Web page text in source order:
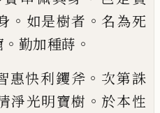
。 如是樹者 。名為死
。 勤加種蒔 。
惠快利钁斧 。 次第誅
淨光明寶樹 。 於本性